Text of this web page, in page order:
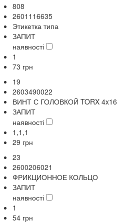
808
2601116635
Этикетка типа
ЗАПИТ
наявності
1
73 грн
19
2603490022
ВИНТ С ГОЛОВКОЙ TORX 4x16
ЗАПИТ
наявності
1,1,1
29 грн
23
2600206021
ФРИКЦИОННОЕ КОЛЬЦО
ЗАПИТ
наявності
1
54 грн